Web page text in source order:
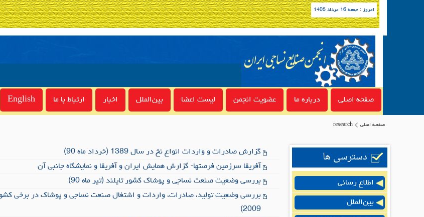
امروز : جمعه 16 مرداد 1405
صفحه اصلی درباره ما عضویت انجمن لیست اعضا بین‌الملل اخبار ارتباط با ما English
صفحه اصلی research
دسترسی ها
اطلاع رسانی
بین‌الملل
گزارش صادرات و واردات انواع نخ در سال 1389 (خرداد ماه 90)
آفریقا سرزمین فرصتها- گزارش همایش ایران و آفریقا و نمایشگاه جانبی آن
بررسی وضعیت صنعت نساجی و پوشاک کشور تایلند (تیر ماه 90)
2009)